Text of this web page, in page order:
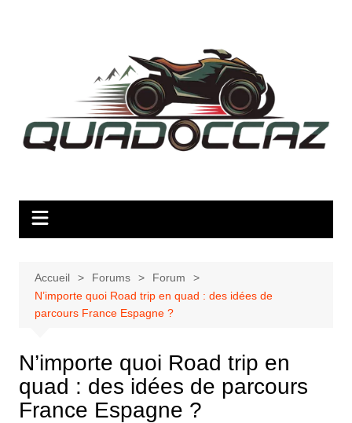
Accueil Forums
Forum
N’importe quoi Road trip en quad : des idées de
parcours France Espagne ?
N’importe quoi Road trip en
quad : des idées de parcours
France Espagne ?